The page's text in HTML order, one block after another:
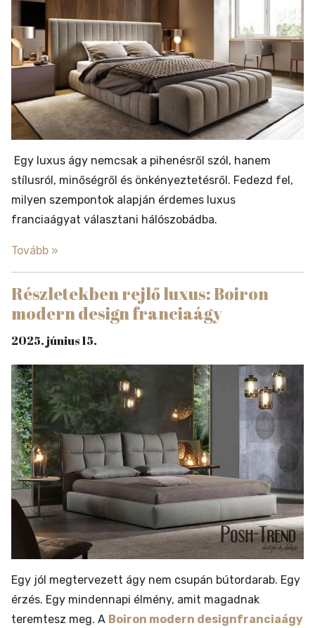
Egy luxus ágy nemcsak a pihenésről szól, hanem
stílusról, minőségről és önkényeztetésről. Fedezd fel,
milyen szempontok alapján érdemes luxus
franciaágyat választani hálószobádba.
Tovább »
Részletekben rejlő luxus: Boiron
modern design franciaágy
2025. június 15.
Egy jól megtervezett ágy nem csupán bútordarab. Egy
érzés. Egy mindennapi élmény, amit magadnak
teremtesz meg. A Boiron modern designfranciaágy